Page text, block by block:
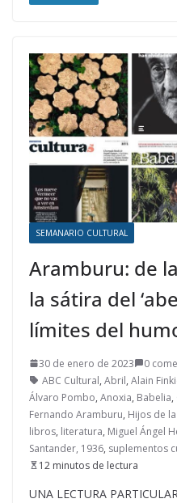
SEMANARIO CULTURAL
Aramburu: de la
la sátira del
límites del
30 de enero de 2023
0
ABC Cultural, Abril, Alain
Álvaro Pombo, Anoxia, Babelia,
Fernando Aramburu, Hijos de
libros, literatura, Miguel Ángel
Santander, 1936, suplementos
12 minutos de lectura
UNA LECTURA